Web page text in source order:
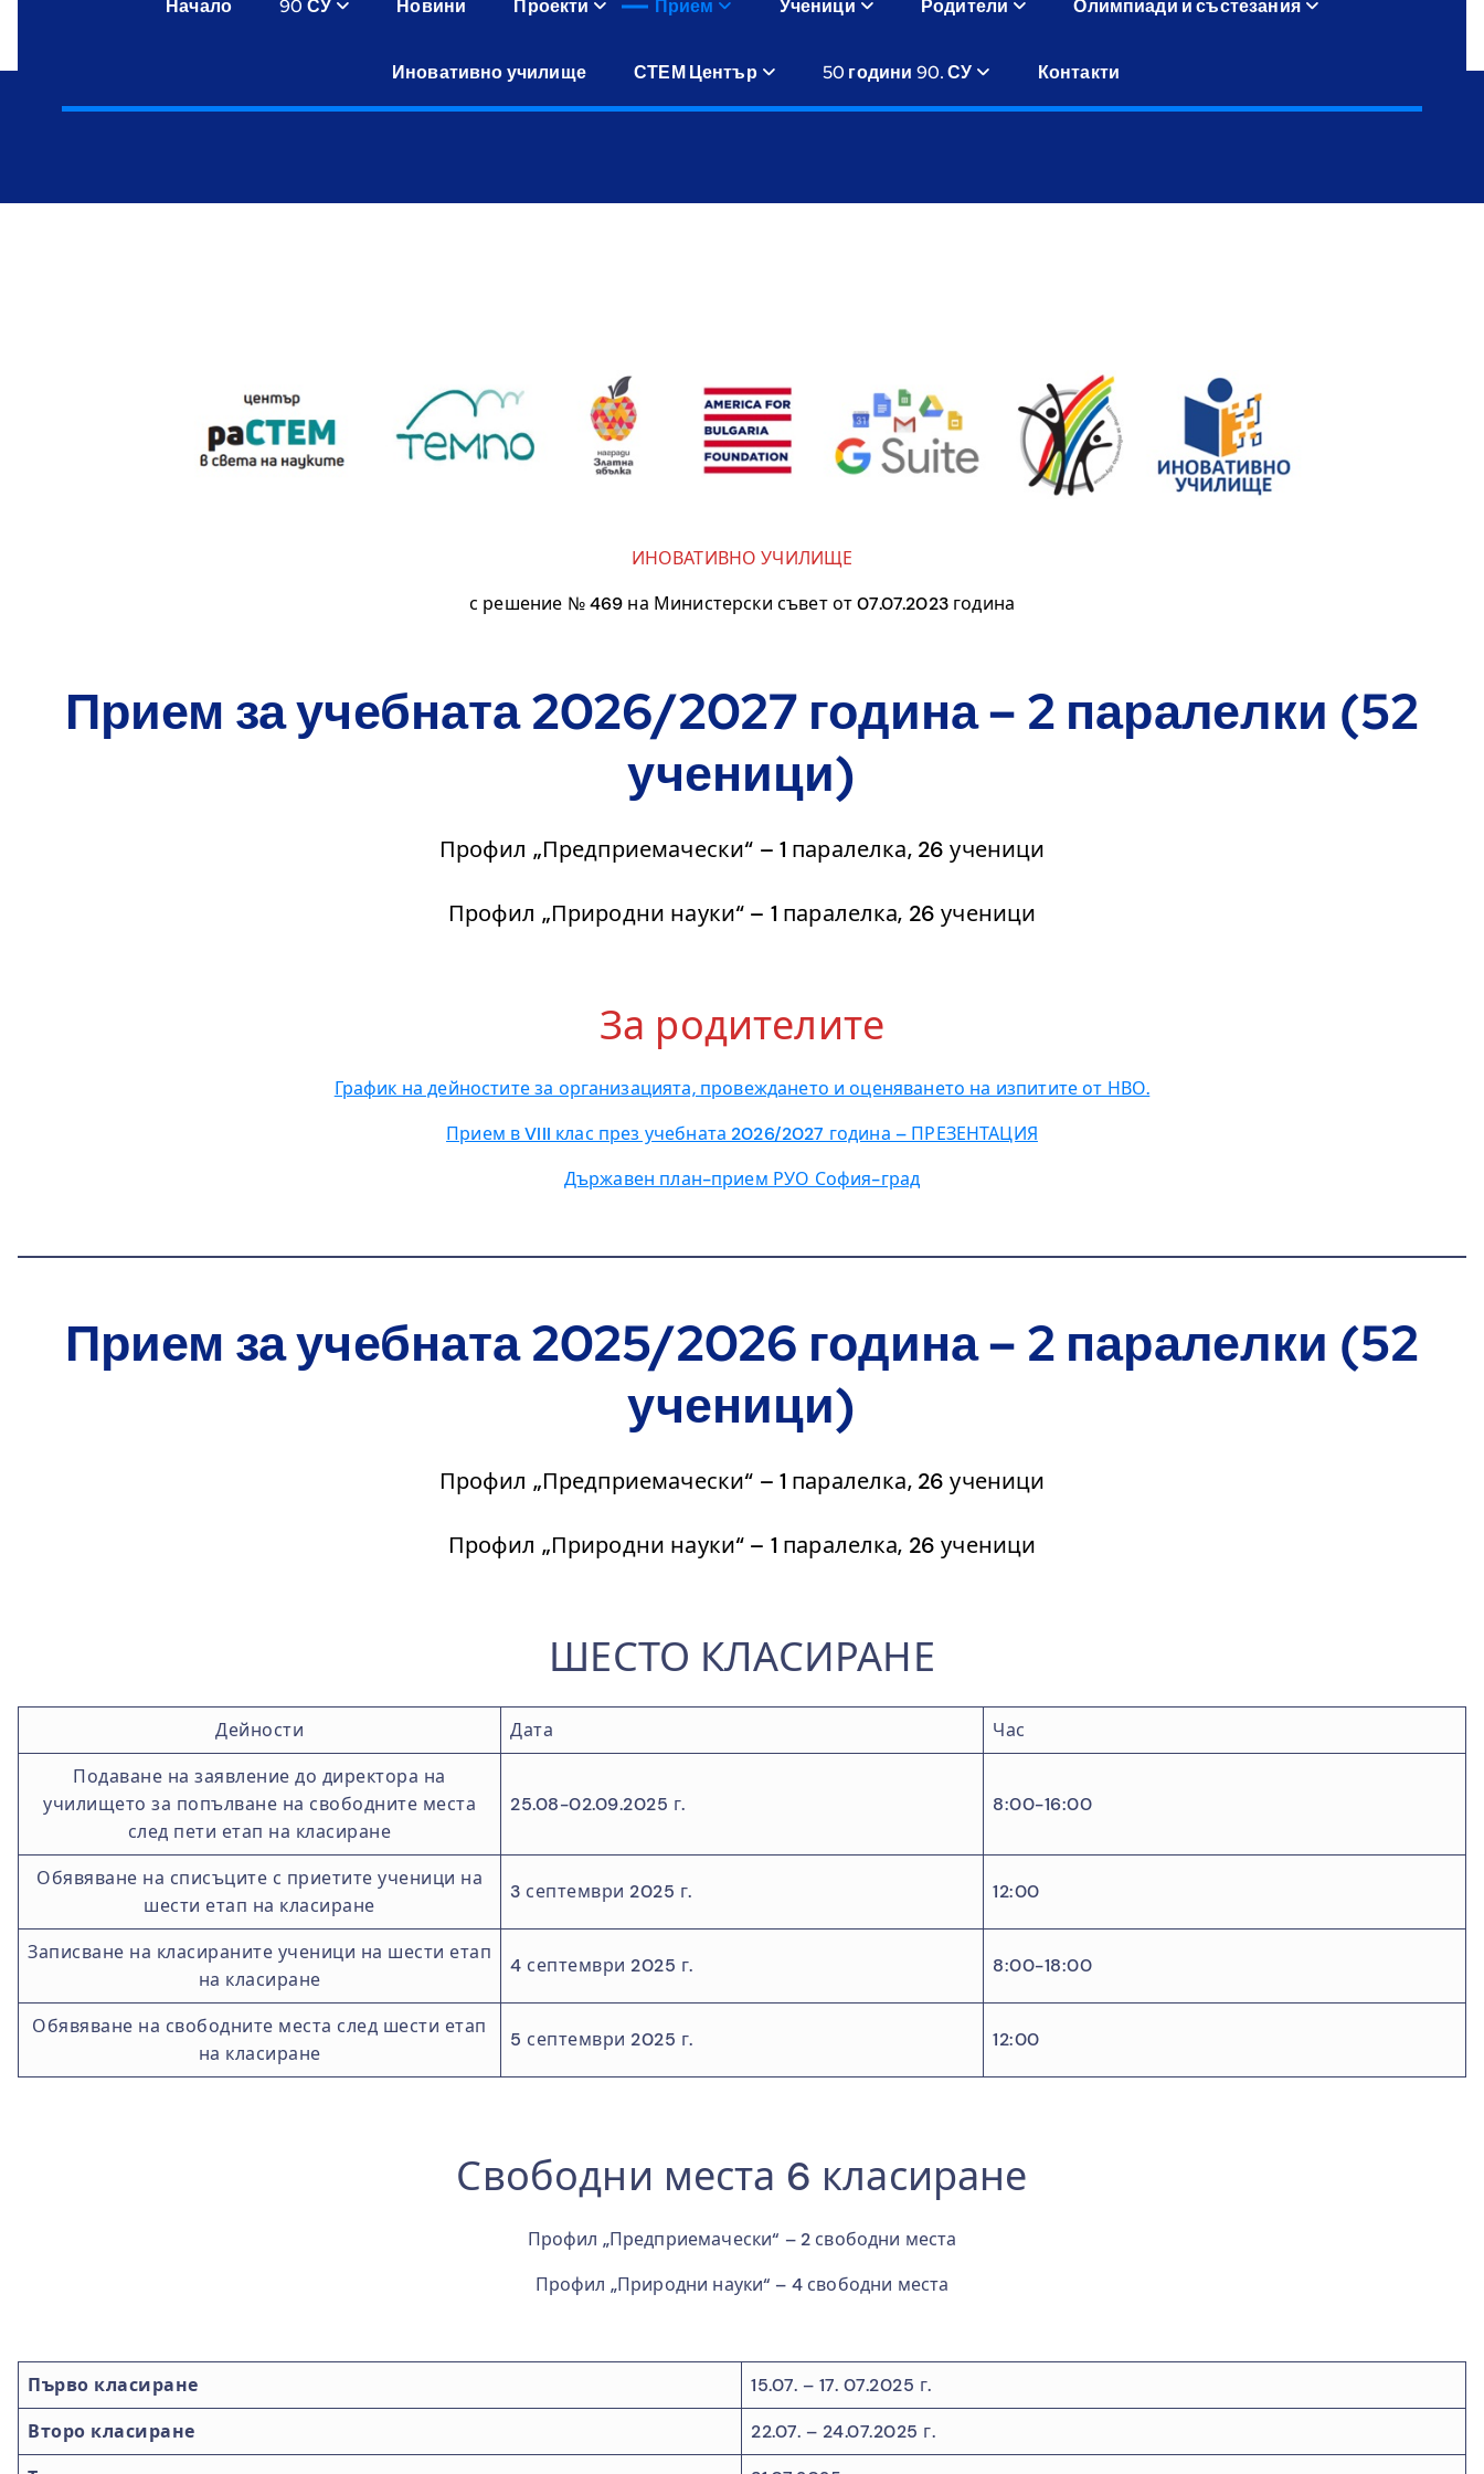
Начало 90 СУ Новини Проекти Прием Ученици Родители Олимпиади и състезания
Иновативно училище СТЕМ Център 50 години 90. СУ Контакти
ИНОВАТИВНО УЧИЛИЩЕ
с решение № 469 на Министерски съвет от 07.07.2023 година
Прием за учебната 2026/2027 година – 2 паралелки (52
ученици)
Профил „Предприемачески“ – 1 паралелка, 26 ученици
Профил „Природни науки“ – 1 паралелка, 26 ученици
За родителите
График на дейностите за организацията, провеждането и оценяването на изпитите от НВО.
Прием в VIII клас през учебната 2026/2027 година – ПРЕЗЕНТАЦИЯ
Държавен план-прием РУО София-град
Прием за учебната 2025/2026 година – 2 паралелки (52
ученици)
Профил „Предприемачески“ – 1 паралелка, 26 ученици
Профил „Природни науки“ – 1 паралелка, 26 ученици
ШЕСТО КЛАСИРАНЕ
Дейности Дата
Час
Подаване на заявление до директора на
училището за попълване на свободните места
след пети етап на класиране
25.08-02.09.2025 г. 8:00-16:00
Обявяване на списъците с приетите ученици на
шести етап на класиране
3 септември 2025 г. 12:00
Записване на класираните ученици на шести етап
на класиране
4 септември 2025 г. 8:00-18:00
Обявяване на свободните места след шести етап
на класиране
5 септември 2025 г. 12:00
Свободни места 6 класиране
Профил „Предприемачески“ – 2 свободни места
Профил „Природни науки“ – 4 свободни места
Първо класиране
15.07. – 17. 07.2025 г.
Второ класиране
22.07. – 24.07.2025 г.